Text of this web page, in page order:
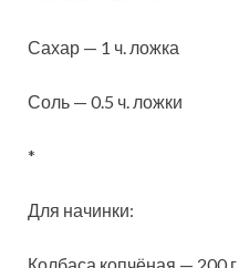
Сахар — 1 ч. ложка
Соль — 0.5 ч. ложки
*
Для начинки:
Колбаса копчёная — 200 г